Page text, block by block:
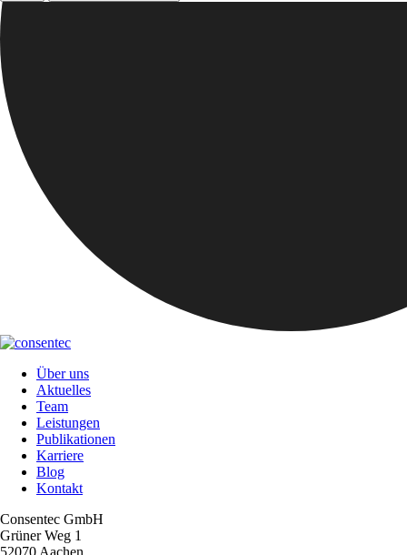
Über uns
Aktuelles
Team
Leistungen
Publikationen
Karriere
Blog
Kontakt
Consentec GmbH
Grüner Weg 1
52070 Aachen